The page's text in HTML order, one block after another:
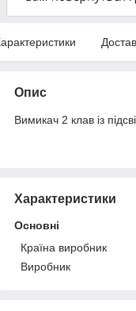
Опис
Вимикач 2 клав із
Характеристики
Основні
Країна виробник
Виробник